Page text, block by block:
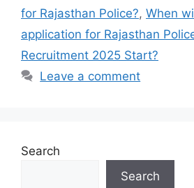
for Rajasthan Police?, When
application for Rajasthan
Recruitment 2025 Start?
Leave a comment
Search
Search